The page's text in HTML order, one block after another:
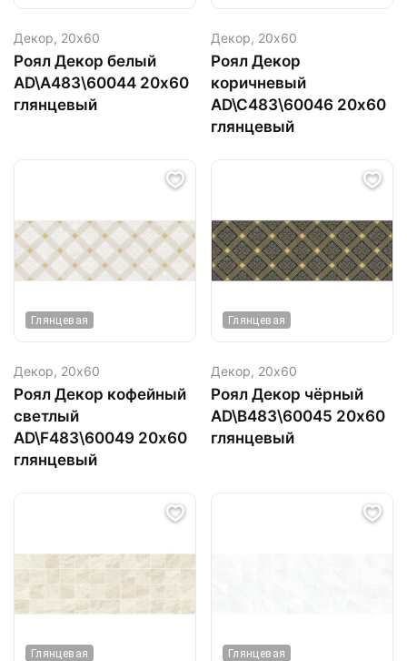
Декор, 20х60
Роял Декор белый
AD\A483\60044 20х60
глянцевый
Декор, 20х60
Роял Декор
коричневый
AD\C483\60046 20х60
глянцевый
Глянцевая
Декор, 20х60
Роял Декор кофейный
светлый
AD\F483\60049 20х60
глянцевый
Глянцевая
Декор, 20х60
Роял Декор чёрный
AD\B483\60045 20х60
глянцевый
Глянцевая Глянцевая